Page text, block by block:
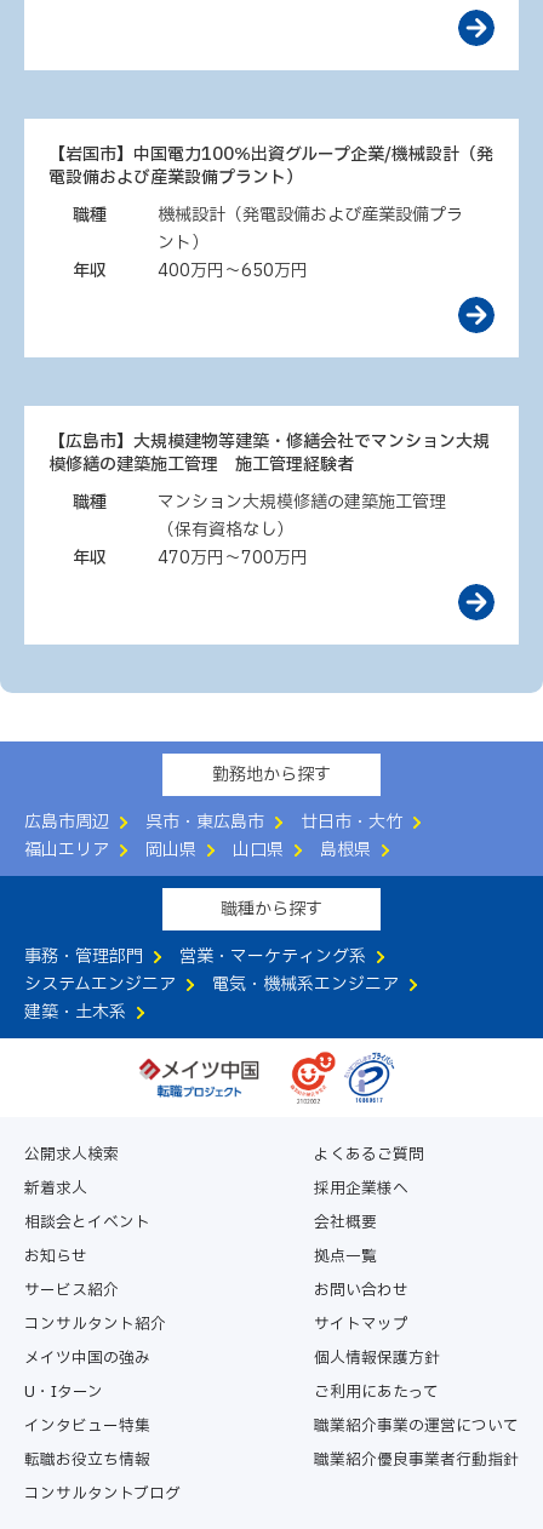
【岩国市】中国電力100％出資グループ企業/機械設計（発
電設備および産業設備プラント）
職種
機械設計（発電設備および産業設備プラ
ント）
年収
400万円～650万円
【広島市】大規模建物等建築・修繕会社でマンション大規
模修繕の建築施工管理 施工管理経験者
職種
マンション大規模修繕の建築施工管理
（保有資格なし）
年収
470万円～700万円
勤務地から探す
広島市周辺
呉市・東広島市
廿日市・大竹
福山エリア
岡山県 山口県 島根県
職種から探す
事務・管理部門
営業・マーケティング系
システムエンジニア
電気・機械系エンジニア
建築・土木系
公開求人検索
新着求人
相談会とイベント
お知らせ
サービス紹介
コンサルタント紹介
メイツ中国の強み
U・Iターン
インタビュー特集
転職お役立ち情報
コンサルタントブログ
よくあるご質問
採用企業様へ
会社概要
拠点一覧
お問い合わせ
サイトマップ
個人情報保護方針
ご利用にあたって
職業紹介事業の運営について
職業紹介優良事業者行動指針